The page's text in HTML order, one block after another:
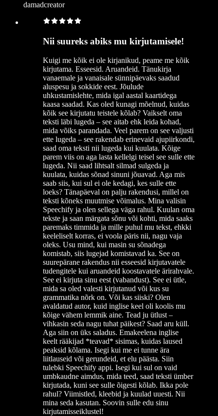
damadcreator
Nii suureks abiks mu kirjutamisele!
Kuigi me kõik ei ole kirjanikud, peame me kõik
kirjutama. Esseesid. Aruandeid. Tänukirja
vanaemale ja vanaisale sünnipäevaks saadud
aluspesu ja sokkide eest. Jõulude
uhkustamislehte, mida igal aastal kaartidega
kaasa saadad. Kas oled kunagi mõelnud, kuidas
kõik see kirjutatu teistele kõlab? Vaikselt oma
teksti läbi lugeda – see aitab ehk leida kohad,
mida võiks parandada. Veel parem on see valjusti
ette lugeda – see rakendab erinevaid ajupiirkondi,
saad oma teksti nii lugeda kui kuulata. Kõige
parem viis on aga lasta kellelgi teisel see sulle ette
lugeda. Nii saad lihtsalt silmad sulgeda ja
kuulata, kuidas sõnad sinuni jõuavad. Aga mis
saab siis, kui sul ei ole kedagi, kes sulle ette
loeks? Tänapäeval on palju rakendusi, millel on
teksti kõneks muutmise võimalus. Mina valisin
Speechify ja olen sellega väga rahul. Kuulan oma
tekste ja saan märgata sõnu või kohti, mida saaks
paremaks timmida ja mille puhul mu tekst, ehkki
keeleliselt korras, ei voola päris nii, nagu vaja
oleks. Usu mind, kui masin su sõnadega
komistab, siis lugejad komistavad ka. See on
suurepärane rakendus nii esseesid kirjutavatele
tudengitele kui aruandeid koostavatele ärirahvale.
See ei kirjuta sinu eest (vabandust). See ei ütle,
mida sa oled valesti kirjutanud või kus su
grammatika nõrk on. Või kas siiski? Olen
avaldatud autor, kuid inglise keel oli koolis mu
kõige vähem lemmik aine. Tead ju ütlust –
vihkasin seda nagu tuhat päikest? Saad aru küll.
Aga siin on üks saladus. Emakeelena inglise
keelt rääkijad *teavad* sisimas, kuidas laused
peaksid kõlama. Isegi kui me ei tunne ära
liitlauseid või gerundeid, et elu päästa. Siin
tulebki Speechify appi. Isegi kui sul on vaid
umbkaudne aimdus, mida teed, saad teksti ümber
kirjutada, kuni see sulle õigesti kõlab. Ikka pole
rahul? Viimistled, kleebid ja kuulad uuesti. Nii
mina seda kasutan. Soovin sulle edu sinu
kirjutamisseiklustel!